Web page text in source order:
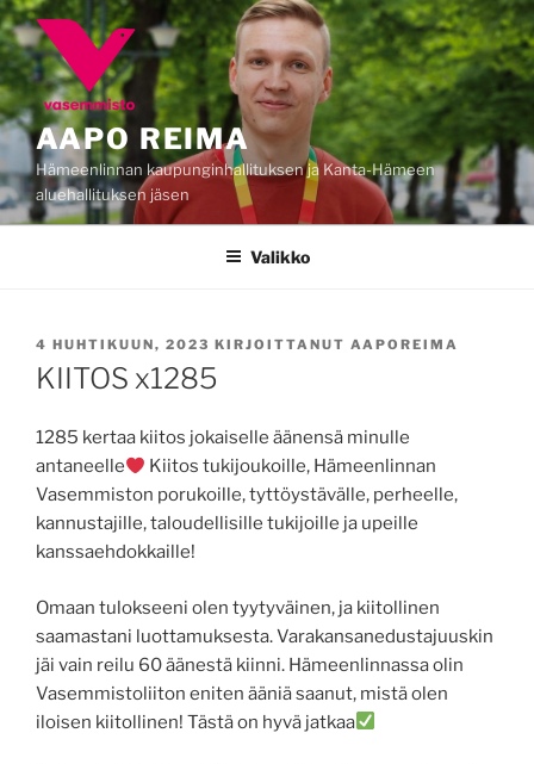
Siirry
sisältöön
AAPO REIMA
Hämeenlinnan kaupunginhallituksen ja Kanta-Hämeen
aluehallituksen jäsen
Valikko
JULKAISTU
4 HUHTIKUUN, 2023 KIRJOITTANUT AAPOREIMA
KIITOS x1285
1285 kertaa kiitos jokaiselle äänensä minulle
antaneelle
Kiitos tukijoukoille, Hämeenlinnan
Vasemmiston porukoille, tyttöystävälle, perheelle,
kannustajille, taloudellisille tukijoille ja upeille
kanssaehdokkaille!
Omaan tulokseeni olen tyytyväinen, ja kiitollinen
saamastani luottamuksesta. Varakansanedustajuuskin
jäi vain reilu 60 äänestä kiinni. Hämeenlinnassa olin
Vasemmistoliiton eniten ääniä saanut, mistä olen
iloisen kiitollinen! Tästä on hyvä jatkaa